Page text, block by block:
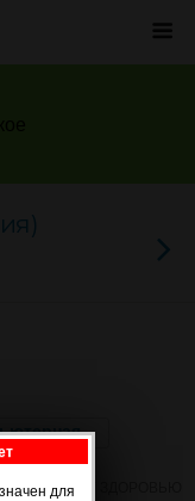
ВАШЕМУ ЗДОРОВЬЮ
для